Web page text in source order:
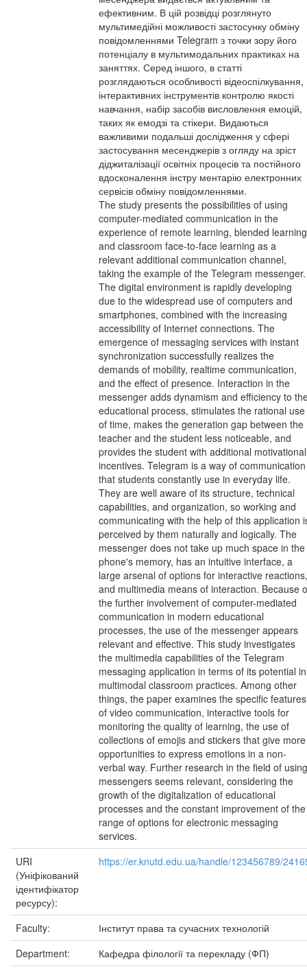
ефективним. В цій розвідці розглянуто
мультимедійні можливості застосунку обміну
повідомленнями Telegram з точки зору його
потенціалу в мультимодальних практиках на
заняттях. Серед іншого, в статті
розглядаються особливості відеоспілкування,
інтерактивних інструментів контролю якості
навчання, набір засобів висловлення емоцій,
таких як емодзі та стікери. Видаються
важливими подальші дослідження у сфері
застосування месенджерів з огляду на зріст
діджиталізації освітніх процесів та постійного
вдосконалення інстру ментарію електронних
сервісів обміну повідомленнями.
The study presents the possibilities of using
computer-mediated communication in the
experience of remote learning, blended
and classroom face-to-face learning as a
relevant additional communication channel,
taking the example of the Telegram messenger.
The digital environment is rapidly developing
due to the widespread use of computers and
smartphones, combined with the increasing
accessibility of Internet connections. The
emergence of messaging services with instant
synchronization successfully realizes the
demands of mobility, realtime communication,
and the effect of presence. Interaction in the
messenger adds dynamism and efficiency to
educational process, stimulates the rational use
of time, makes the generation gap between the
teacher and the student less noticeable, and
provides the student with additional motivational
incentives. Telegram is a way of communication
that students constantly use in everyday life.
They are well aware of its structure, technical
capabilities, and organization, so working and
communicating with the help of this application
perceived by them naturally and logically. The
messenger does not take up much space in the
phone's memory, has an intuitive interface, a
large arsenal of options for interactive reactions,
and multimedia means of interaction. Because
the further involvement of computer-mediated
communication in modern educational
processes, the use of the messenger appears
relevant and effective. This study investigates
the multimedia capabilities of the Telegram
messaging application in terms of its potential in
multimodal classroom practices. Among other
things, the paper examines the specific features
of video communication, interactive tools for
monitoring the quality of learning, the use of
collections of emojis and stickers that give more
opportunities to express emotions in a non-
verbal way. Further research in the field of using
messengers seems relevant, considering the
growth of the digitalization of educational
processes and the constant improvement of the
range of options for electronic messaging
services.
URI
(Уніфікований
ідентифікатор
ресурсу):
https://er.knutd.edu.ua/handle/123456789/
Faculty:
Інститут права та сучасних технологій
Department:
Кафедра філології та перекладу (ФП)